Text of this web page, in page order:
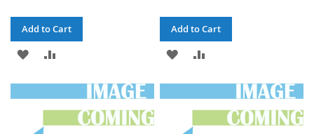
Add to Cart
ADD
WISH
LIST
COMPARE
Add to Cart
ADD
WISH
LIST
COMPARE